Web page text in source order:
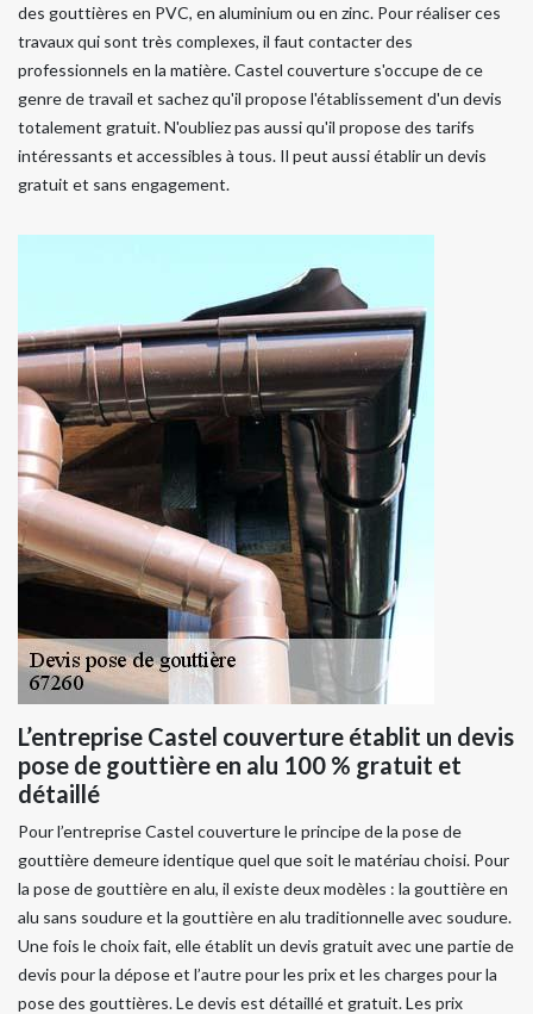
des gouttières en PVC, en aluminium ou en zinc. Pour réaliser ces
travaux qui sont très complexes, il faut contacter des
professionnels en la matière. Castel couverture s'occupe de ce
genre de travail et sachez qu'il propose l'établissement d'un devis
totalement gratuit. N'oubliez pas aussi qu'il propose des tarifs
intéressants et accessibles à tous. Il peut aussi établir un devis
gratuit et sans engagement.
L’entreprise Castel couverture établit un devis
pose de gouttière en alu 100 % gratuit et
détaillé
Pour l’entreprise Castel couverture le principe de la pose de
gouttière demeure identique quel que soit le matériau choisi. Pour
la pose de gouttière en alu, il existe deux modèles : la gouttière en
alu sans soudure et la gouttière en alu traditionnelle avec soudure.
Une fois le choix fait, elle établit un devis gratuit avec une partie de
devis pour la dépose et l’autre pour les prix et les charges pour la
pose des gouttières. Le devis est détaillé et gratuit. Les prix